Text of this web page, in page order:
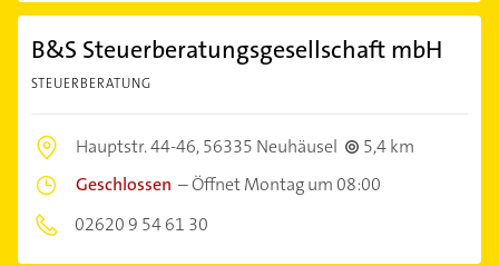
B&S Steuerberatungsgesellschaft mbH
STEUERBERATUNG
Hauptstr. 44-46,56335 Neuhäusel
5,4 km
Geschlossen –Öffnet Montag um 08:00
02620 9 54 61 30